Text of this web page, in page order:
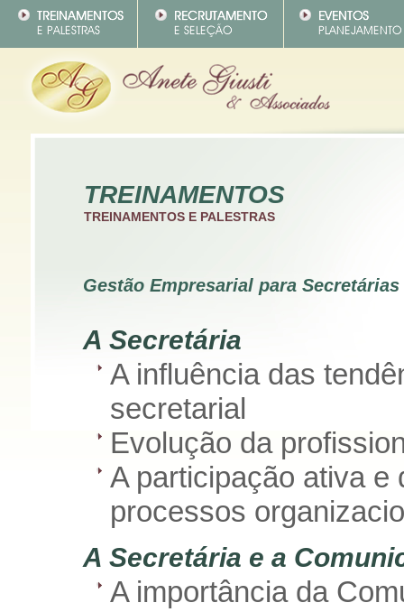
TREINAMENTOS
TREINAMENTOS E PALESTRAS
Gestão Empresarial para Secretárias
A Secretária
A influência das
secretarial
Evolução da
A participação ativa e
processos
A Secretária e a
A importância da